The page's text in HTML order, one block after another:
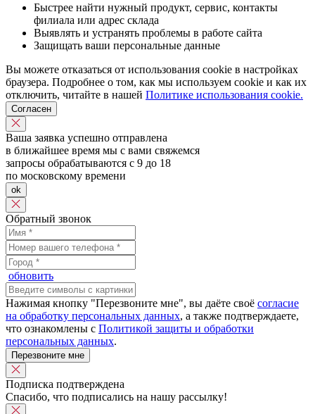
Быстрее найти нужный продукт, сервис, контакты
филиала или адрес склада
Выявлять и устранять проблемы в работе сайта
Защищать ваши персональные данные
Вы можете отказаться от использования cookie в настройках
браузера. Подробнее о том, как мы используем cookie и как их
отключить, читайте в нашей Политике использования cookie.
Согласен
Ваша заявка успешно отправлена
в ближайшее время мы с вами свяжемся
запросы обрабатываются с 9 до 18
по московскому времени
ok
Обратный звонок
обновить
Нажимая кнопку "Перезвоните мне", вы даёте своё согласие
на обработку персональных данных, а также подтверждаете,
что ознакомлены с Политикой защиты и обработки
персональных данных.
Перезвоните мне
Подписка подтверждена
Спасибо, что подписались на нашу рассылку!